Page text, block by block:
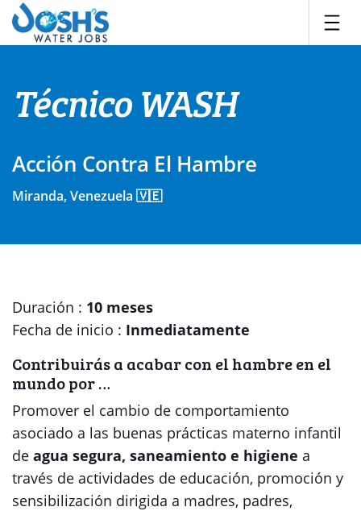
Skip
content
Técnico WASH
Acción Contra El Hambre
Miranda, Venezuela 🇻🇪
Duración : 10 meses
Fecha de inicio : Inmediatamente
Contribuirás a acabar con el hambre en el
mundo por …
Promover el cambio de comportamiento
asociado a las buenas prácticas materno infantil
de agua segura, saneamiento e higiene a
través de actividades de educación, promoción y
sensibilización dirigida a madres, padres,